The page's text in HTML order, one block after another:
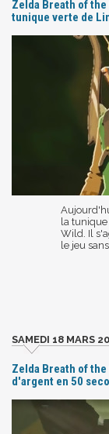
Zelda Breath of
tunique verte de
la
Wild. Il
le jeu
SAMEDI 18 MARS
Zelda Breath of
d'argent en 50